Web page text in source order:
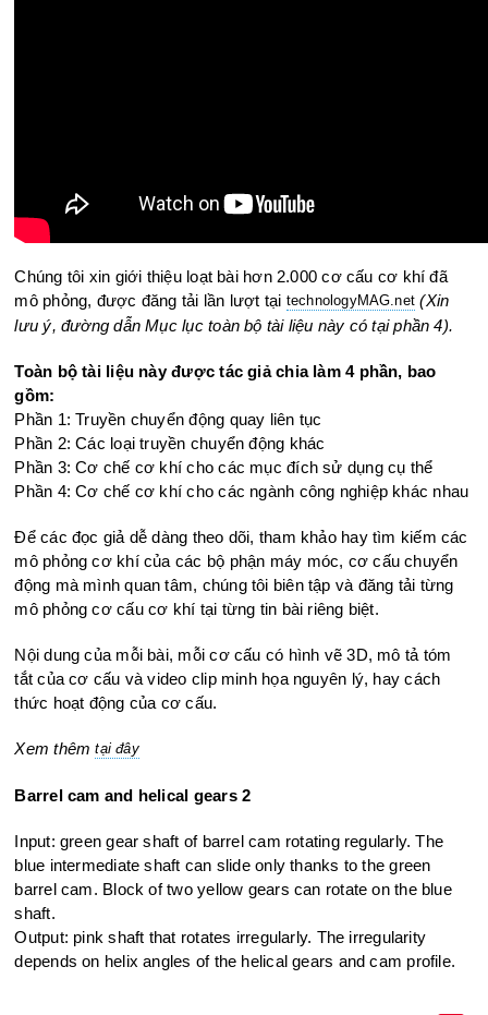
Chúng tôi xin giới thiệu loạt bài hơn 2.000 cơ cấu cơ khí đã
mô phỏng, được đăng tải lần lượt tại technologyMAG.net (Xin
lưu ý, đường dẫn Mục lục toàn bộ tài liệu này có tại phần 4).
Toàn bộ tài liệu này được tác giả chia làm 4 phần, bao
gồm:
Phần 1: Truyền chuyển động quay liên tục
Phần 2: Các loại truyền chuyển động khác
Phần 3: Cơ chế cơ khí cho các mục đích sử dụng cụ thể
Phần 4: Cơ chế cơ khí cho các ngành công nghiệp khác nhau
Để các đọc giả dễ dàng theo dõi, tham khảo hay tìm kiếm các
mô phỏng cơ khí của các bộ phận máy móc, cơ cấu chuyển
động mà mình quan tâm, chúng tôi biên tập và đăng tải từng
mô phỏng cơ cấu cơ khí tại từng tin bài riêng biệt.
Nội dung của mỗi bài, mỗi cơ cấu có hình vẽ 3D, mô tả tóm
tắt của cơ cấu và video clip minh họa nguyên lý, hay cách
thức hoạt động của cơ cấu.
Xem thêmtại đây
Barrel cam and helical gears 2
Input: green gear shaft of barrel cam rotating regularly. The
blue intermediate shaft can slide only thanks to the green
barrel cam. Block of two yellow gears can rotate on the blue
shaft.
Output: pink shaft that rotates irregularly. The irregularity
depends on helix angles of the helical gears and cam profile.